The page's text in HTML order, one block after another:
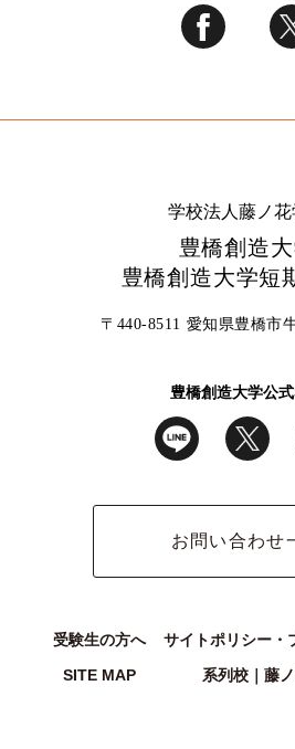
学校法人藤ノ花
豊橋創造
豊橋創造大学短
〒440-8511 愛知県豊橋市
豊橋創造大学公
お問い合わせ
受験生の方へ
SITE MAP
サイトポリシー・
系列校｜藤